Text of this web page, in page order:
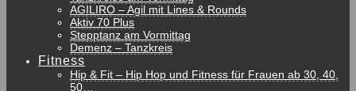
AGILIRO – Agil mit Lines & Rounds
Aktiv 70 Plus
Stepptanz am Vormittag
Demenz – Tanzkreis
Fitness
Hip & Fit – Hip Hop und Fitness für Frauen ab 30, 40,
50…